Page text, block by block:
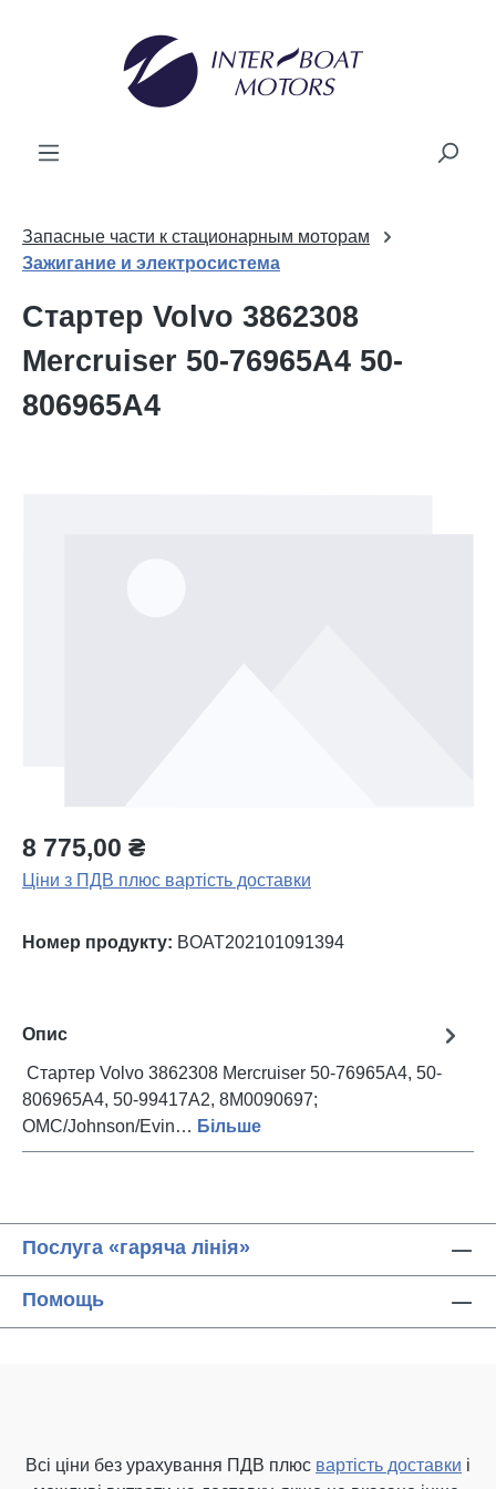
Запасные части к стационарным моторам
Зажигание и электросистема
Стартер Volvo 3862308
Mercruiser 50-76965A4 50-
806965A4
8 775,00 ₴
Ціни з ПДВ плюс вартість доставки
Номер продукту: BOAT202101091394
Опис
Стартер Volvo 3862308 Mercruiser 50-76965A4, 50-
806965A4, 50-99417A2, 8M0090697;
OMC/Johnson/Evin… Більше
Послуга «гаряча лінія»
Помощь
Всі ціни без урахування ПДВ плюс вартість доставки і